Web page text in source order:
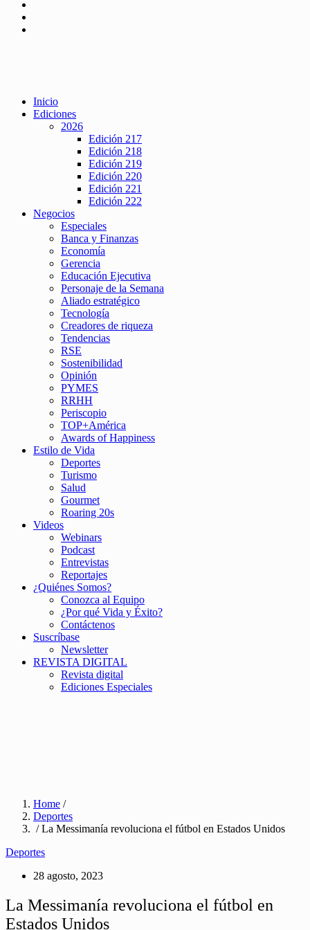
Inicio
Ediciones
2026
Edición 217
Edición 218
Edición 219
Edición 220
Edición 221
Edición 222
Negocios
Especiales
Banca y Finanzas
Economía
Gerencia
Educación Ejecutiva
Personaje de la Semana
Aliado estratégico
Tecnología
Creadores de riqueza
Tendencias
RSE
Sostenibilidad
Opinión
PYMES
RRHH
Periscopio
TOP+América
Awards of Happiness
Estilo de Vida
Deportes
Turismo
Salud
Gourmet
Roaring 20s
Videos
Webinars
Podcast
Entrevistas
Reportajes
¿Quiénes Somos?
Conozca al Equipo
¿Por qué Vida y Éxito?
Contáctenos
Suscríbase
Newsletter
REVISTA DIGITAL
Revista digital
Ediciones Especiales
Home /
Deportes
/ La Messimanía revoluciona el fútbol en Estados Unidos
Deportes
28 agosto, 2023
La Messimanía revoluciona el fútbol en
Estados Unidos